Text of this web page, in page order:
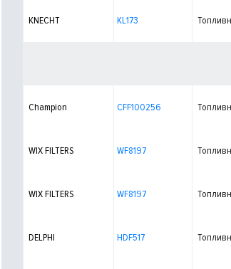
KNECHT KL173
Champion CFF100256
WIX FILTERS WF8197
WIX FILTERS WF8197
DELPHI HDF517